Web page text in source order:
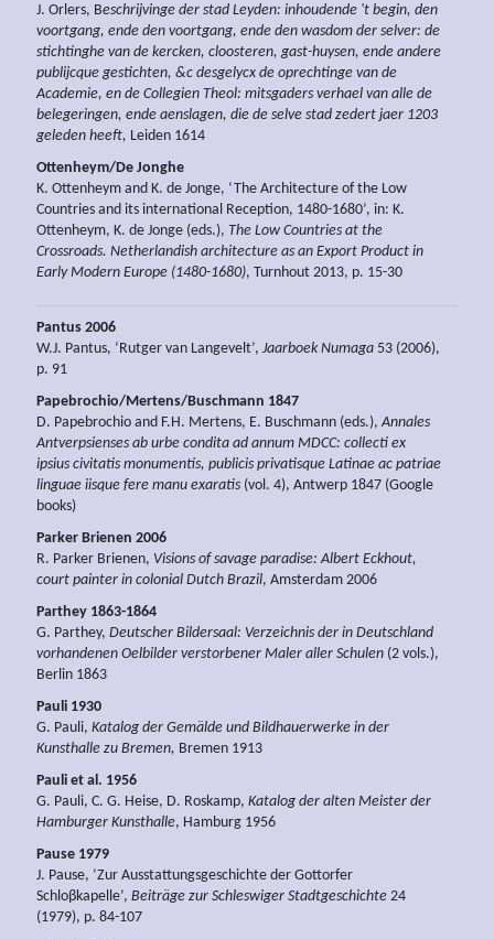
J. Orlers, Beschrijvinge der stad Leyden: inhoudende 't begin, den
voortgang, ende den voortgang, ende den wasdom der selver: de
stichtinghe van de kercken, cloosteren, gast-huysen, ende andere
publijcque gestichten, &c desgelycx de oprechtinge van de
Academie, en de Collegien Theol: mitsgaders verhael van alle de
belegeringen, ende aenslagen, die de selve stad zedert jaer 1203
geleden heeft, Leiden 1614
Ottenheym/De Jonghe
K. Ottenheym and K. de Jonge, ‘The Architecture of the Low
Countries and its international Reception, 1480-1680’, in: K.
Ottenheym, K. de Jonge (eds.), The Low Countries at the
Crossroads. Netherlandish architecture as an Export Product in
Early Modern Europe (1480-1680), Turnhout 2013, p. 15-30
Pantus 2006
W.J. Pantus, ‘Rutger van Langevelt’, Jaarboek Numaga 53 (2006),
p. 91
Papebrochio/Mertens/Buschmann 1847
D. Papebrochio and F.H. Mertens, E. Buschmann (eds.),Annales
Antverpsienses ab urbe condita ad annum MDCC: collecti ex
ipsius civitatis monumentis, publicis privatisque Latinae ac patriae
linguae iisque fere manu exaratis (vol. 4), Antwerp 1847 (Google
books)
Parker Brienen 2006
R. Parker Brienen, Visions of savage paradise: Albert Eckhout,
court painter in colonial Dutch Brazil, Amsterdam 2006
Parthey 1863-1864
G. Parthey, Deutscher Bildersaal: Verzeichnis der in Deutschland
vorhandenen Oelbilder verstorbener Maler aller Schulen (2 vols.),
Berlin 1863
Pauli 1930
G. Pauli, Katalog der Gemälde und Bildhauerwerke in der
Kunsthalle zu Bremen, Bremen 1913
Pauli et al. 1956
G. Pauli, C. G. Heise, D. Roskamp, Katalog der alten Meister der
Hamburger Kunsthalle, Hamburg 1956
Pause 1979
J. Pause, ‘Zur Ausstattungsgeschichte der Gottorfer
Schloβkapelle’, Beiträge zur Schleswiger Stadtgeschichte 24
(1979), p. 84-107